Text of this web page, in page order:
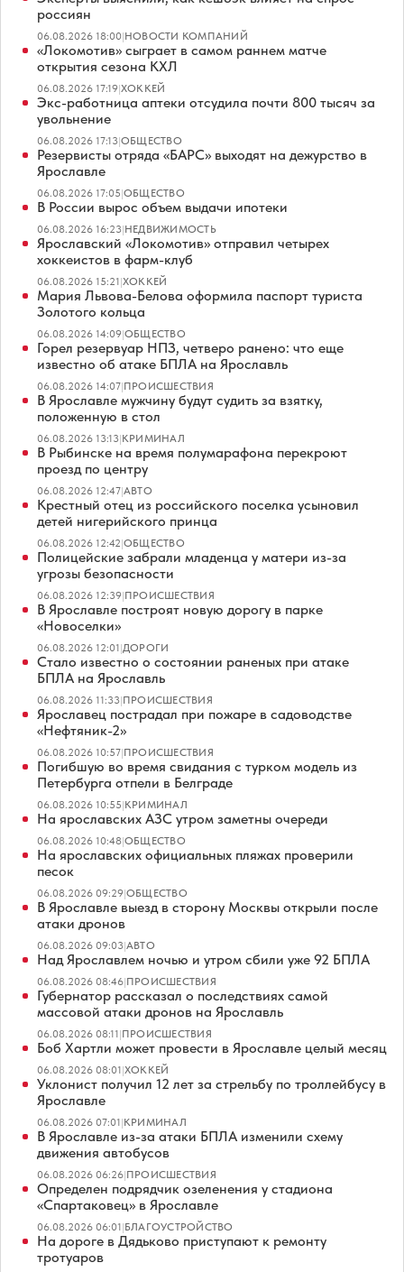
россиян
06.08.2026 18:00|НОВОСТИ КОМПАНИЙ
«Локомотив» сыграет в самом раннем матче
открытия сезона КХЛ
06.08.2026 17:19|ХОККЕЙ
Экс-работница аптеки отсудила почти 800 тысяч за
увольнение
06.08.2026 17:13|ОБЩЕСТВО
Резервисты отряда «БАРС» выходят на дежурство в
Ярославле
06.08.2026 17:05|ОБЩЕСТВО
В России вырос объем выдачи ипотеки
06.08.2026 16:23|НЕДВИЖИМОСТЬ
Ярославский «Локомотив» отправил четырех
хоккеистов в фарм-клуб
06.08.2026 15:21|ХОККЕЙ
Мария Львова-Белова оформила паспорт туриста
Золотого кольца
06.08.2026 14:09|ОБЩЕСТВО
Горел резервуар НПЗ, четверо ранено: что еще
известно об атаке БПЛА на Ярославль
06.08.2026 14:07|ПРОИСШЕСТВИЯ
В Ярославле мужчину будут судить за взятку,
положенную в стол
06.08.2026 13:13|КРИМИНАЛ
В Рыбинске на время полумарафона перекроют
проезд по центру
06.08.2026 12:47|АВТО
Крестный отец из российского поселка усыновил
детей нигерийского принца
06.08.2026 12:42|ОБЩЕСТВО
Полицейские забрали младенца у матери из-за
угрозы безопасности
06.08.2026 12:39|ПРОИСШЕСТВИЯ
В Ярославле построят новую дорогу в парке
«Новоселки»
06.08.2026 12:01|ДОРОГИ
Стало известно о состоянии раненых при атаке
БПЛА на Ярославль
06.08.2026 11:33|ПРОИСШЕСТВИЯ
Ярославец пострадал при пожаре в садоводстве
«Нефтяник-2»
06.08.2026 10:57|ПРОИСШЕСТВИЯ
Погибшую во время свидания с турком модель из
Петербурга отпели в Белграде
06.08.2026 10:55|КРИМИНАЛ
На ярославских АЗС утром заметны очереди
06.08.2026 10:48|ОБЩЕСТВО
На ярославских официальных пляжах проверили
песок
06.08.2026 09:29|ОБЩЕСТВО
В Ярославле выезд в сторону Москвы открыли после
атаки дронов
06.08.2026 09:03|АВТО
Над Ярославлем ночью и утром сбили уже 92 БПЛА
06.08.2026 08:46|ПРОИСШЕСТВИЯ
Губернатор рассказал о последствиях самой
массовой атаки дронов на Ярославль
06.08.2026 08:11|ПРОИСШЕСТВИЯ
Боб Хартли может провести в Ярославле целый месяц
06.08.2026 08:01|ХОККЕЙ
Уклонист получил 12 лет за стрельбу по троллейбусу в
Ярославле
06.08.2026 07:01|КРИМИНАЛ
В Ярославле из-за атаки БПЛА изменили схему
движения автобусов
06.08.2026 06:26|ПРОИСШЕСТВИЯ
Определен подрядчик озеленения у стадиона
«Спартаковец» в Ярославле
06.08.2026 06:01|БЛАГОУСТРОЙСТВО
На дороге в Дядьково приступают к ремонту
тротуаров